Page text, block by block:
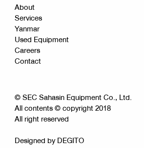
About
Services
Yanmar
Used Equipment
Careers
Contact
© SEC Sahasin Equipment Co., Ltd.
All contents © copyright 2018
All right reserved
Designed byDEGITO